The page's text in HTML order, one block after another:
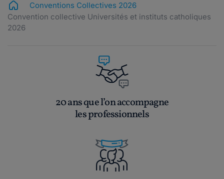
Conventions Collectives 2026
Convention collective Universités et instituts catholiques
2026
20 ans que l’on accompagne
les professionnels